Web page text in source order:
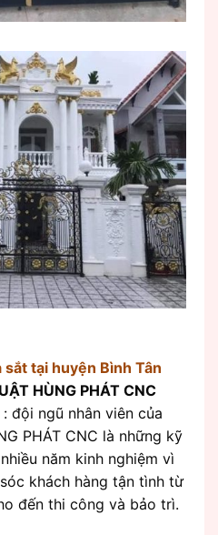
tại huyện Bình Tân
HÙNG PHÁT CNC
đội ngũ nhân viên của
PHÁT CNC là những kỹ
năm kinh nghiệm vì
khách hàng tận tình từ
đến thi công và bảo trì.